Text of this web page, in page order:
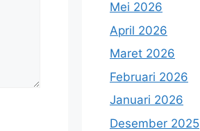
Mei 2026
April 2026
Maret 2026
Februari 2026
Januari 2026
Desember 2025